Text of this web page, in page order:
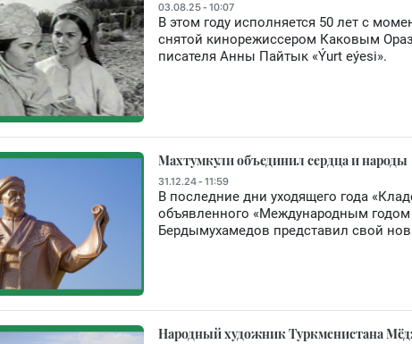
03.08.25 - 10:07
В этом году исполняется 50 лет с
снятой кинорежиссером Каковым
писателя Анны Пайтык «Ýurt eýesi».
Махтумкули объединил сердца и народы
31.12.24 - 11:59
В последние дни уходящего года
объявленного «Международным
Бердымухамедов представил свой
Народный художник Туркменистана